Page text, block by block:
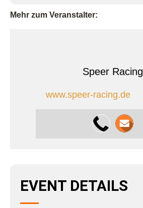
Mehr zum Veranstalter:
Speer Racing
www.speer-racing.de
EVENT DETAILS